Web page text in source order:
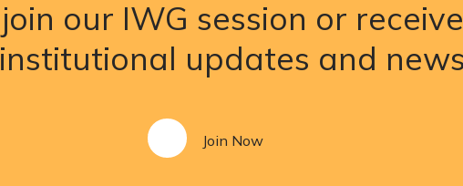
join our IWG session or receive
institutional updates and news
Join Now